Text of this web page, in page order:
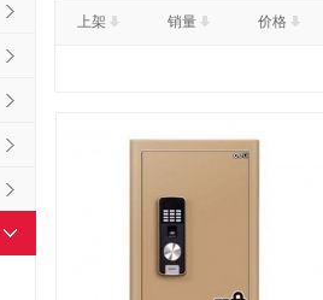
轻金属床类 木制床类
金属骨架为主的椅凳类
上架 销量 价格